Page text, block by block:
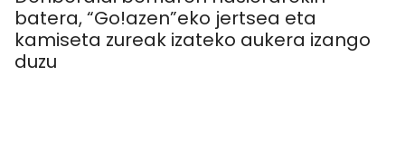
batera, “Go!azen”eko jertsea eta
kamiseta zureak izateko aukera izango
duzu